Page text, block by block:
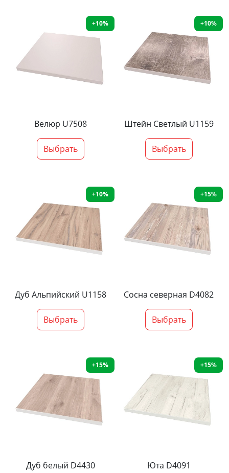
+10%
Велюр U7508
Выбрать
+10%
Штейн Светлый U1159
Выбрать
+10%
Дуб Альпийский U1158
Выбрать
+15%
Сосна северная D4082
Выбрать
+15%
Дуб белый D4430
+15%
Юта D4091